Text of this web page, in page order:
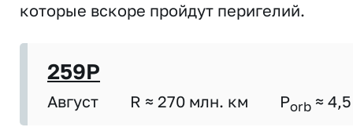
которые вскоре пройдут перигелий.
259P
Август R ≈ 270 млн. км Porb ≈ 4,5